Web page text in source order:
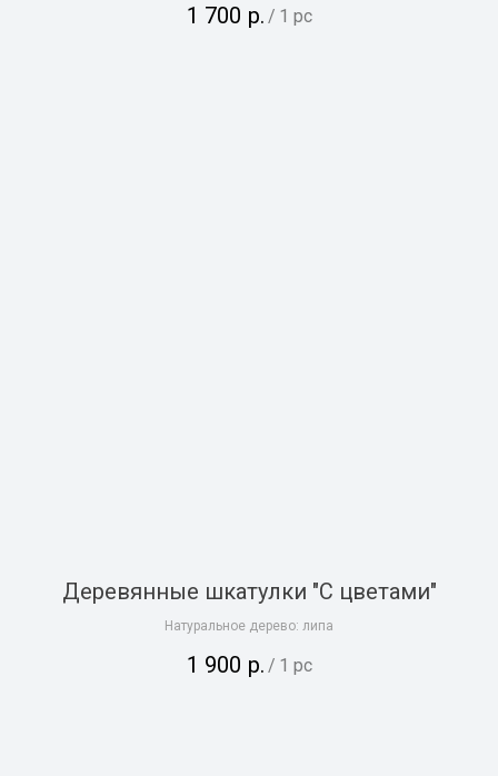
1 700 р. / 1 pc
Деревянные шкатулки "С цветами"
Натуральное дерево: липа
1 900 р. / 1 pc